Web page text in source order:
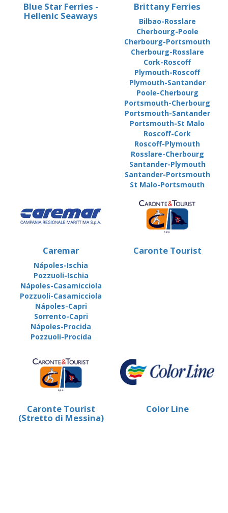
Blue Star Ferries -
Hellenic Seaways
Brittany Ferries
Bilbao-Rosslare
Cherbourg-Poole
Cherbourg-Portsmouth
Cherbourg-Rosslare
Cork-Roscoff
Plymouth-Roscoff
Plymouth-Santander
Poole-Cherbourg
Portsmouth-Cherbourg
Portsmouth-Santander
Portsmouth-St Malo
Roscoff-Cork
Roscoff-Plymouth
Rosslare-Cherbourg
Santander-Plymouth
Santander-Portsmouth
St Malo-Portsmouth
Caremar
Nápoles-Ischia
Pozzuoli-Ischia
Nápoles-Casamicciola
Pozzuoli-Casamicciola
Nápoles-Capri
Sorrento-Capri
Nápoles-Procida
Pozzuoli-Procida
Caronte Tourist
Caronte Tourist
(Stretto di Messina)
Color Line